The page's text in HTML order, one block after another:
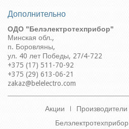
Дополнительно
ОДО "Белэлектротехприбор"
Минская обл.,
п. Боровляны,
ул. 40 лет Победы, 27/4-722
+375 (17) 511-70-92
+375 (29) 613-06-21
zakaz@belelectro.com
Акции Производители